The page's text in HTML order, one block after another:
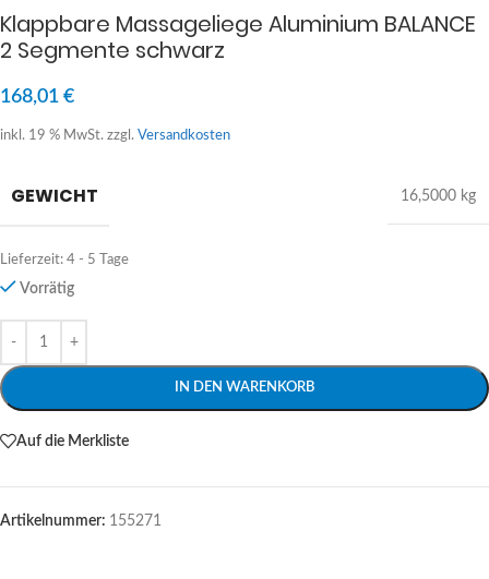
Klappbare Massageliege Aluminium BALANCE
2 Segmente schwarz
168,01 €
inkl. 19 % MwSt. zzgl. Versandkosten
GEWICHT 16,5000 kg
Lieferzeit: 4 - 5 Tage
Vorrätig
IN DEN WARENKORB
Alternative:
Auf die Merkliste
Artikelnummer: 155271